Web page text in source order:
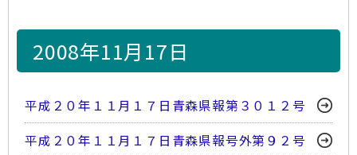
2008年11月17日
平成２０年１１月１７日青森県報第３０１２号
平成２０年１１月１７日青森県報号外第９２号